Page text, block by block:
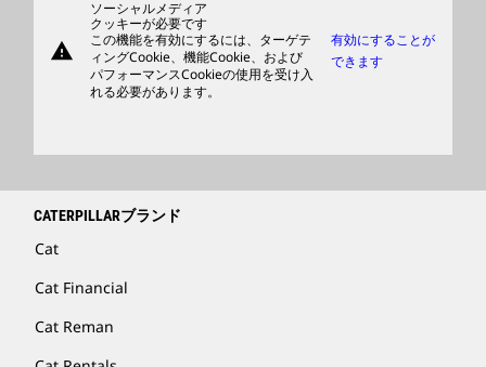
サポート
商品
ディーラを検索する
warning
ソーシャルメディア
クッキーが必要です
この機能を有効にするには、ターゲテ
ィングCookie、機能Cookie、および
パフォーマンスCookieの使用を受け入
れる必要があります。
有効にすることが
できます
CATERPILLARブランド
Cat
Cat Financial
Cat Reman